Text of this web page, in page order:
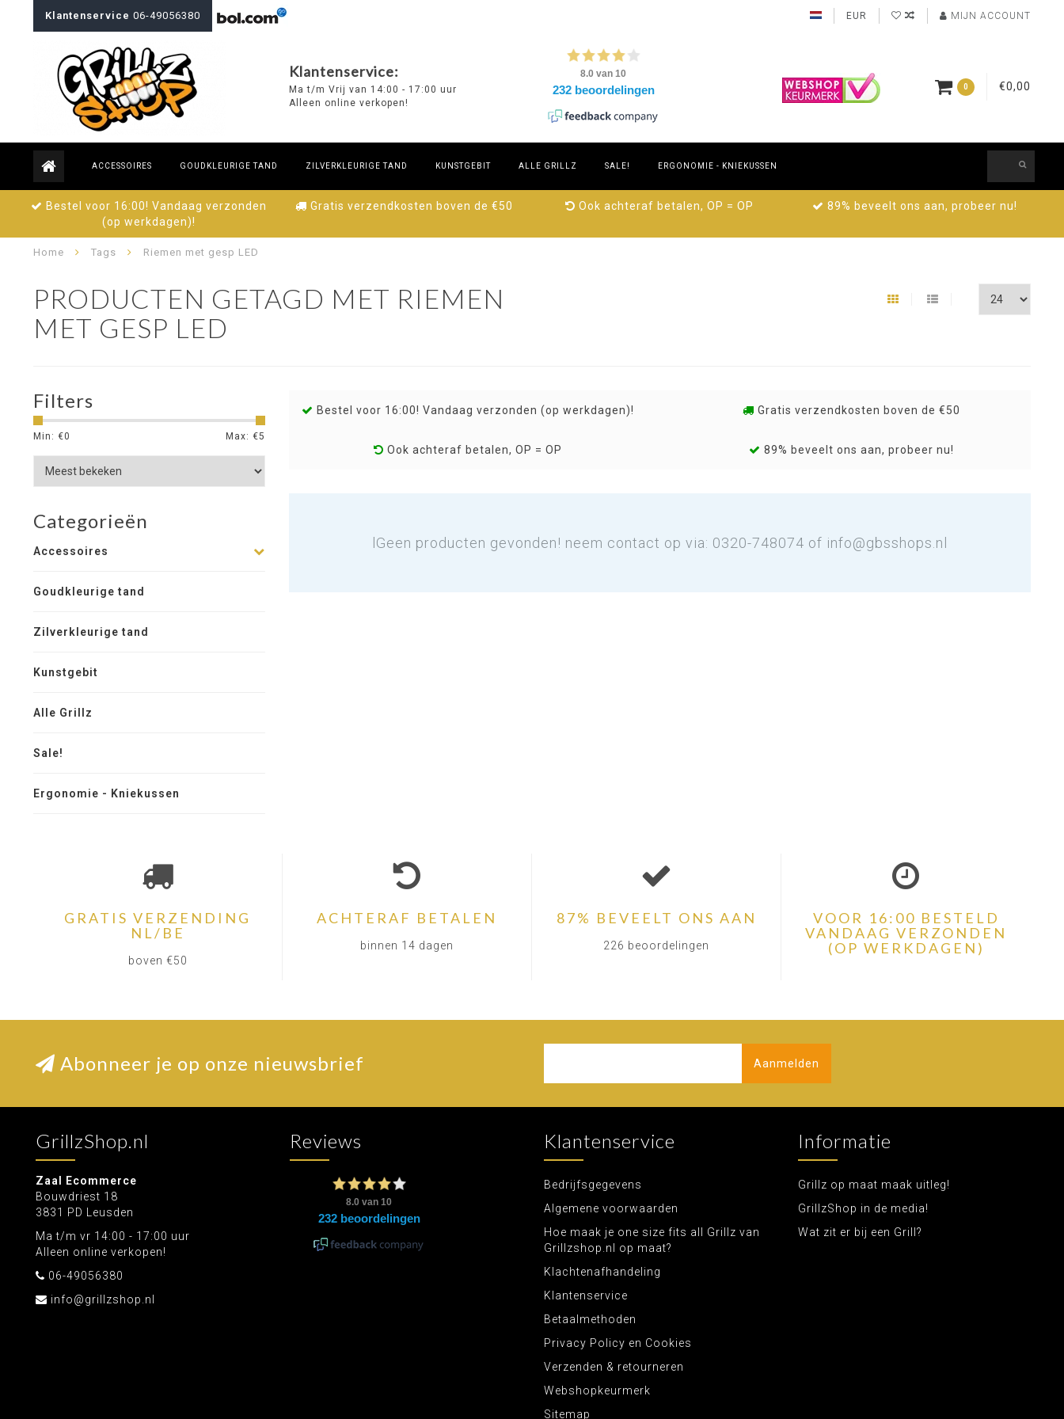
Klantenservice 06-49056380 EUR MIJN ACCOUNT
Klantenservice:
Ma t/m Vrij van 14:00 - 17:00 uur
Alleen online verkopen!
0 €0,00
ACCESSOIRES GOUDKLEURIGE TAND ZILVERKLEURIGE TAND KUNSTGEBIT ALLE GRILLZ SALE! ERGONOMIE - KNIEKUSSEN
Bestel voor 16:00! Vandaag verzonden
(op werkdagen)!
Gratis verzendkosten boven de €50 Ook achteraf betalen, OP = OP 89% beveelt ons aan, probeer nu!
Home Tags Riemen met gesp LED
PRODUCTEN GETAGD MET RIEMEN
MET GESP LED
Filters
Min: €0 Max: €5
Categorieën
Accessoires
Goudkleurige tand
Zilverkleurige tand
Kunstgebit
Alle Grillz
Sale!
Ergonomie - Kniekussen
Bestel voor 16:00! Vandaag verzonden (op werkdagen)! Gratis verzendkosten boven de €50
Ook achteraf betalen, OP = OP 89% beveelt ons aan, probeer nu!
lGeen producten gevonden! neem contact op via: 0320-748074 of info@gbsshops.nl
GRATIS VERZENDING
NL/BE
boven €50
ACHTERAF BETALEN
binnen 14 dagen
87% BEVEELT ONS AAN
226 beoordelingen
VOOR 16:00 BESTELD
VANDAAG VERZONDEN
(OP WERKDAGEN)
Abonneer je op onze nieuwsbrief Aanmelden
GrillzShop.nl
Zaal Ecommerce
Bouwdriest 18
3831 PD Leusden
Ma t/m vr 14:00 - 17:00 uur
Alleen online verkopen!
06-49056380
info@grillzshop.nl
Reviews Klantenservice
Bedrijfsgegevens
Algemene voorwaarden
Hoe maak je one size fits all Grillz van
Grillzshop.nl op maat?
Klachtenafhandeling
Klantenservice
Betaalmethoden
Privacy Policy en Cookies
Verzenden & retourneren
Webshopkeurmerk
Sitemap
Informatie
Grillz op maat maak uitleg!
GrillzShop in de media!
Wat zit er bij een Grill?